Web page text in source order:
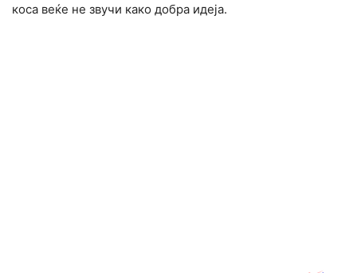
коса веќе не звучи како добра идеја.